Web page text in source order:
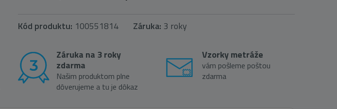
Kód produktu: 100551814 Záruka: 3 roky
Záruka na 3 roky
zdarma
Našim produktom plne
dôverujeme a tu je dôkaz
Vzorky metráže
vám pošleme poštou
zdarma